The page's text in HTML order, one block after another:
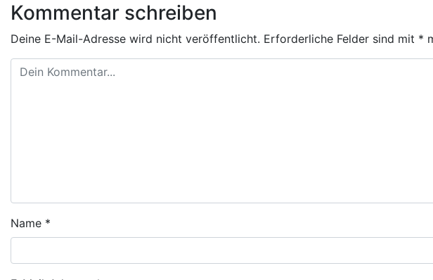
Kommentar schreiben
Deine E-Mail-Adresse wird nicht veröffentlicht. Erforderliche Felder sind mit *
Name *